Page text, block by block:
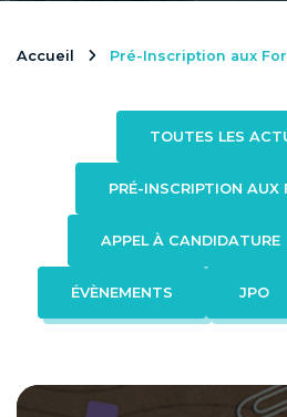
Procédure d’admission
FAQ
Accueil Pré-Inscription aux
TOUTES LES
PRÉ-INSCRIPTION AUX
APPEL À CANDIDATURE
ÉVÈNEMENTS JPO